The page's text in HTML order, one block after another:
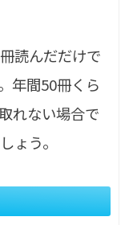
読んだだけで
年間50冊くら
れない場合で
ょう。